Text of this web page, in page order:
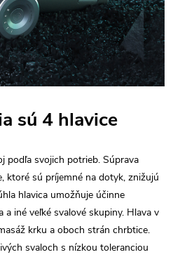
sú 4 hlavice
podľa svojich potrieb. Súprava
ktoré sú príjemné na dotyk, znižujú
hlavica umožňuje účinne
iné veľké svalové skupiny. Hlava v
krku a oboch strán chrbtice.
svaloch s nízkou toleranciou